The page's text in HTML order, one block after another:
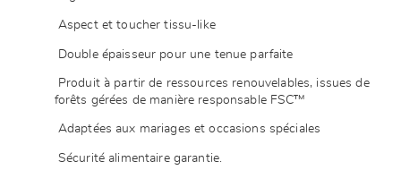
Aspect et toucher tissu-like
Double épaisseur pour une tenue parfaite
Produit à partir de ressources renouvelables, issues de
forêts gérées de manière responsable FSC™
Adaptées aux mariages et occasions spéciales
Sécurité alimentaire garantie.